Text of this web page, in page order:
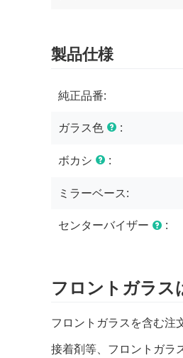
製品仕様
純正品番:
ガラス色 :
ボカシ :
ミラーベース:
センターバイザー :
フロントガラス
フロントガラスを含む注
接着剤等、フロントガラ